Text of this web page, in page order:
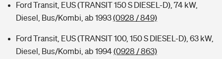
Ford Transit, EUS (TRANSIT 150 S DIESEL-D), 74 kW,
Diesel, Bus/Kombi, ab 1993(0928 / 849)
Ford Transit, EUS (TRANSIT 100, 150 S DIESEL-D), 63 kW,
Diesel, Bus/Kombi, ab 1994(0928 / 863)